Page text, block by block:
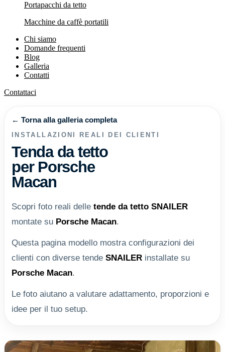
Portapacchi da tetto
Macchine da caffè portatili
Chi siamo
Domande frequenti
Blog
Galleria
Contatti
Contattaci
← Torna alla galleria completa
INSTALLAZIONI REALI DEI CLIENTI
Tenda da tetto
per Porsche
Macan
Scopri foto reali delle tende da tetto SNAILER
montate su Porsche Macan.
Questa pagina modello mostra configurazioni dei
clienti con diverse tende SNAILER installate su
Porsche Macan.
Le foto aiutano a valutare adattamento, proporzioni e
idee per il tuo setup.